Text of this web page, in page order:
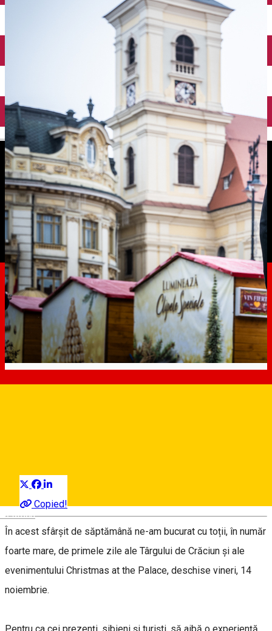
English
Deutsch
Copied!
Comunicat de presă
18 Noiembrie, 09:17
În acest sfârșit de săptămână ne-am bucurat cu toții, în număr
foarte mare, de primele zile ale Târgului de Crăciun și ale
evenimentului Christmas at the Palace, deschise vineri, 14
noiembrie.